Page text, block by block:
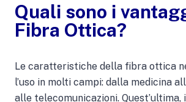
Quali sono i
Fibra Ottica?
Le caratteristiche della fibra ottica
l’uso in molti campi: dalla medicina
alle telecomunicazioni.